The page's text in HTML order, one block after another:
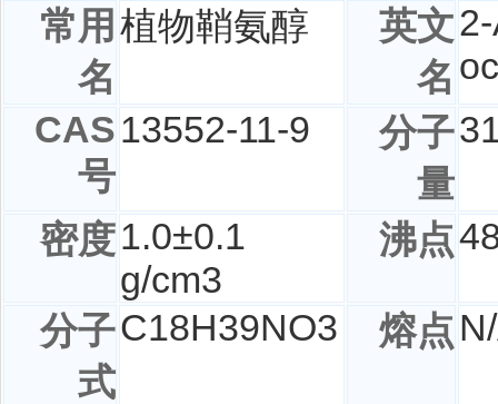
常用
名
植物鞘氨醇
英文
名
CAS
号
13552-11-9
分子
量
密度1.0±0.1
g/cm3
沸点
分子
式
C18H39NO3 熔点